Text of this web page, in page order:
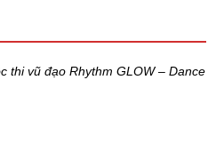
thi vũ đạo Rhythm GLOW – Dance